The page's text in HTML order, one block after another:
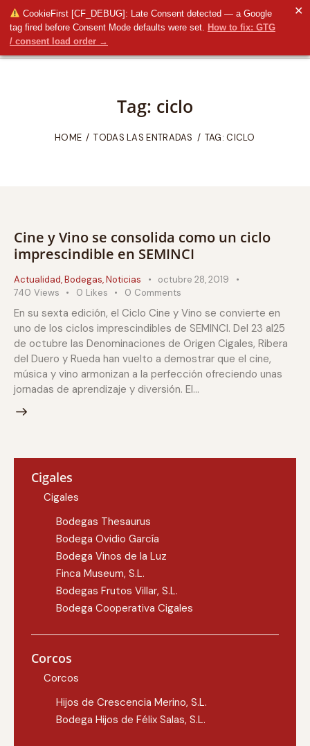
CookieFirst [CF_DEBUG]: Late Consent detected — a Google
tag fired before Consent Mode defaults were set. How to fix: GTG
/ consent load order →
✕
Tag: ciclo
HOME TODAS LAS ENTRADAS TAG: CICLO
Cine y Vino se consolida como un ciclo
imprescindible en SEMINCI
Actualidad,Bodegas,Noticias
octubre 28, 2019
740 Views 0 Likes 0 Comments
En su sexta edición, el Ciclo Cine y Vino se convierte en
uno de los ciclos imprescindibles de SEMINCI. Del 23 al25
de octubre las Denominaciones de Origen Cigales, Ribera
del Duero y Rueda han vuelto a demostrar que el cine,
música y vino armonizan a la perfección ofreciendo unas
jornadas de aprendizaje y diversión. El…
Cigales
Cigales
Bodegas Thesaurus
Bodega Ovidio García
Bodega Vinos de la Luz
Finca Museum, S.L.
Bodegas Frutos Villar, S.L.
Bodega Cooperativa Cigales
Corcos
Corcos
Hijos de Crescencia Merino, S.L.
Bodega Hijos de Félix Salas, S.L.